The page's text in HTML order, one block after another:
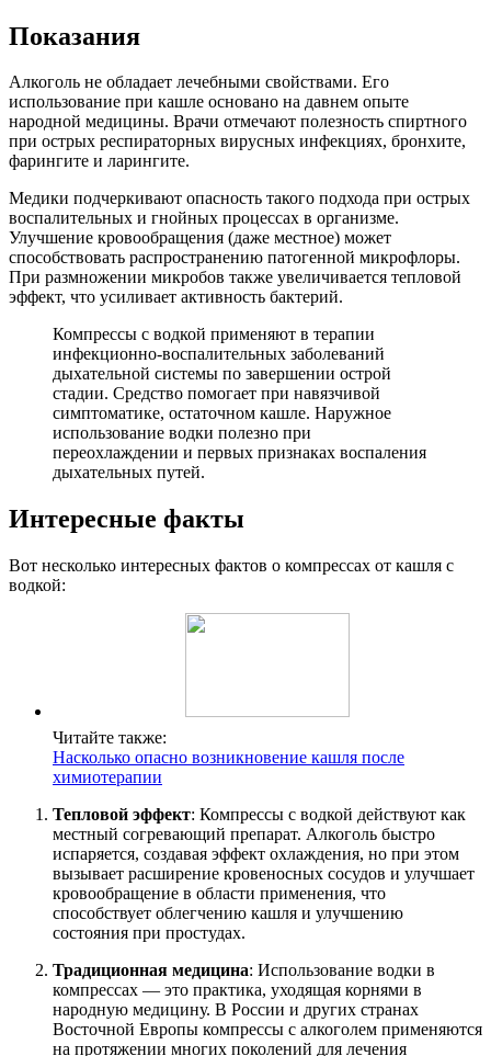
Показания
Алкоголь не обладает лечебными свойствами. Его
использование при кашле основано на давнем опыте
народной медицины. Врачи отмечают полезность спиртного
при острых респираторных вирусных инфекциях, бронхите,
фарингите и ларингите.
Медики подчеркивают опасность такого подхода при острых
воспалительных и гнойных процессах в организме.
Улучшение кровообращения (даже местное) может
способствовать распространению патогенной микрофлоры.
При размножении микробов также увеличивается тепловой
эффект, что усиливает активность бактерий.
Компрессы с водкой применяют в терапии
инфекционно-воспалительных заболеваний
дыхательной системы по завершении острой
стадии. Средство помогает при навязчивой
симптоматике, остаточном кашле. Наружное
использование водки полезно при
переохлаждении и первых признаках воспаления
дыхательных путей.
Интересные факты
Вот несколько интересных фактов о компрессах от кашля с
водкой:
Читайте также:
Насколько опасно возникновение кашля после
химиотерапии
Тепловой эффект: Компрессы с водкой действуют как
местный согревающий препарат. Алкоголь быстро
испаряется, создавая эффект охлаждения, но при этом
вызывает расширение кровеносных сосудов и улучшает
кровообращение в области применения, что
способствует облегчению кашля и улучшению
состояния при простудах.
Традиционная медицина: Использование водки в
компрессах — это практика, уходящая корнями в
народную медицину. В России и других странах
Восточной Европы компрессы с алкоголем применяются
на протяжении многих поколений для лечения